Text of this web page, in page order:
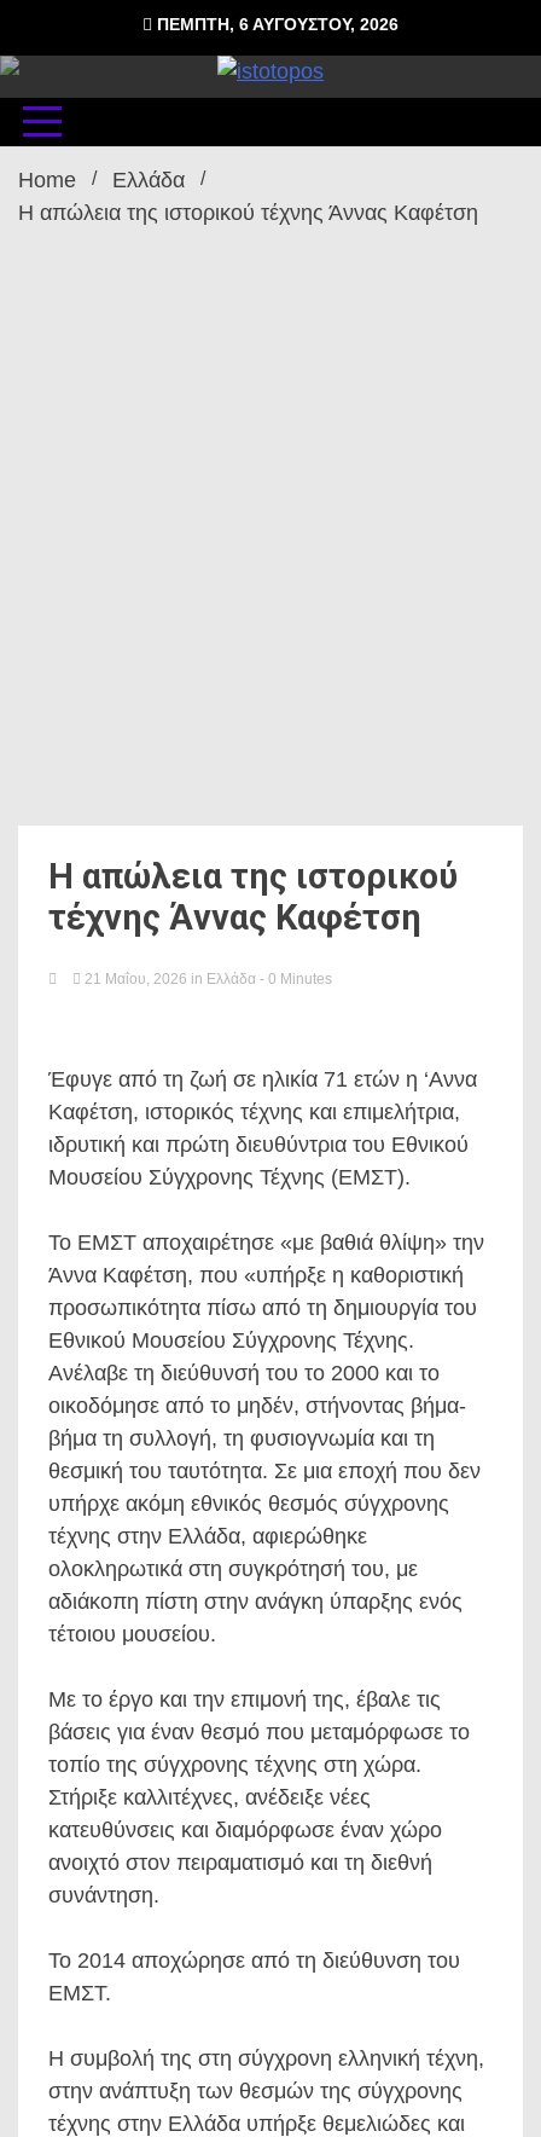
content
ΠΈΜΠΤΗ, 6 ΑΥΓΟΎΣΤΟΥ, 2026
δωρεάν φιλοξενία ιστοσελίδων , ειδήσεις
Home
Ελλάδα
Η απώλεια της ιστορικού τέχνης Άννας Καφέτση
Η απώλεια της ιστορικού
τέχνης Άννας Καφέτση
21 Μαΐου, 2026 in Ελλάδα - 0 Minutes
Έφυγε από τη ζωή σε ηλικία 71 ετών η ‘Αννα
Καφέτση, ιστορικός τέχνης και επιμελήτρια,
ιδρυτική και πρώτη διευθύντρια του Εθνικού
Μουσείου Σύγχρονης Τέχνης (ΕΜΣΤ).
Το ΕΜΣΤ αποχαιρέτησε «με βαθιά θλίψη» την
Άννα Καφέτση, που «υπήρξε η καθοριστική
προσωπικότητα πίσω από τη δημιουργία του
Εθνικού Μουσείου Σύγχρονης Τέχνης.
Ανέλαβε τη διεύθυνσή του το 2000 και το
οικοδόμησε από το μηδέν, στήνοντας βήμα-
βήμα τη συλλογή, τη φυσιογνωμία και τη
θεσμική του ταυτότητα. Σε μια εποχή που δεν
υπήρχε ακόμη εθνικός θεσμός σύγχρονης
τέχνης στην Ελλάδα, αφιερώθηκε
ολοκληρωτικά στη συγκρότησή του, με
αδιάκοπη πίστη στην ανάγκη ύπαρξης ενός
τέτοιου μουσείου.
Με το έργο και την επιμονή της, έβαλε τις
βάσεις για έναν θεσμό που μεταμόρφωσε το
τοπίο της σύγχρονης τέχνης στη χώρα.
Στήριξε καλλιτέχνες, ανέδειξε νέες
κατευθύνσεις και διαμόρφωσε έναν χώρο
ανοιχτό στον πειραματισμό και τη διεθνή
συνάντηση.
Το 2014 αποχώρησε από τη διεύθυνση του
ΕΜΣΤ.
Η συμβολή της στη σύγχρονη ελληνική τέχνη,
στην ανάπτυξη των θεσμών της σύγχρονης
τέχνης στην Ελλάδα υπήρξε θεμελιώδες και